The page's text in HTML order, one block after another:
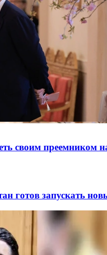
своим преемником
запускать